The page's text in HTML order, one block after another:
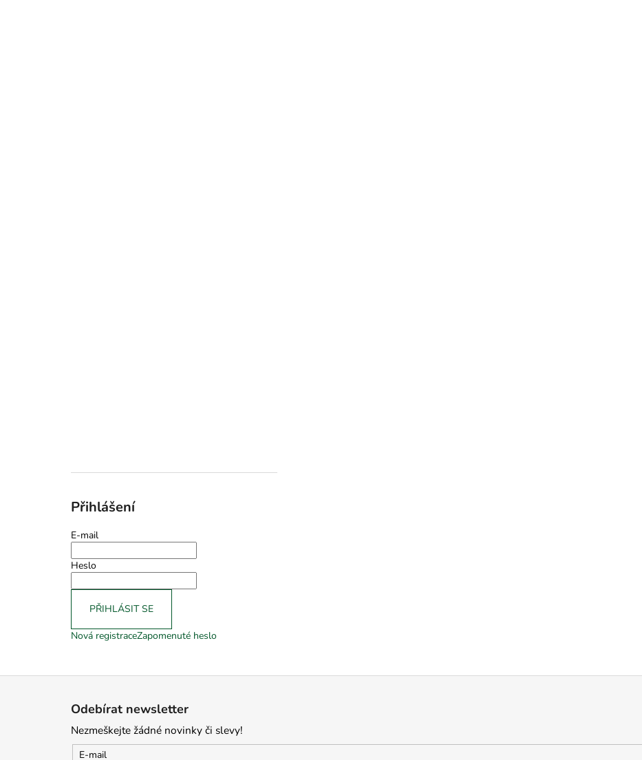
Přihlášení
E-mail
Heslo
PŘIHLÁSIT SE
Nová registraceZapomenuté heslo
Odebírat newsletter
Nezmeškejte žádné novinky či slevy!
E-mail